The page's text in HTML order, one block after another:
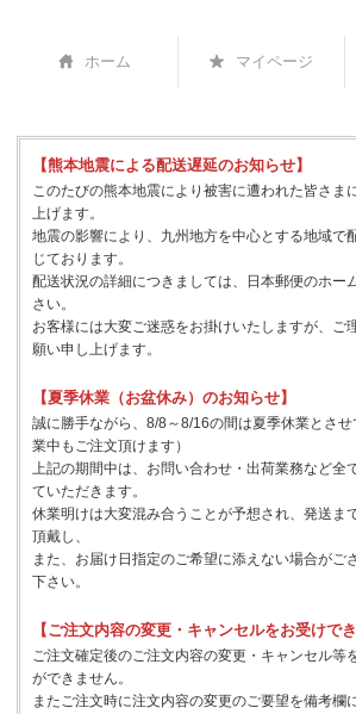
ホーム マイページ
【熊本地震による配送遅延のお知らせ】
このたびの熊本地震により被害に遭われた皆さま
上げます。
地震の影響により、九州地方を中心とする地域で
じております。
配送状況の詳細につきましては、日本郵便のホー
さい。
お客様には大変ご迷惑をお掛けいたしますが、ご
願い申し上げます。
【夏季休業（お盆休み）のお知らせ】
誠に勝手ながら、8/8～8/16の間は夏季休業とさ
業中もご注文頂けます）
上記の期間中は、お問い合わせ・出荷業務など全
ていただきます。
休業明けは大変混み合うことが予想され、発送ま
頂戴し、
また、お届け日指定のご希望に添えない場合がご
下さい。
【ご注文内容の変更・キャンセルをお受けでき
ご注文確定後のご注文内容の変更・キャンセル等
ができません。
またご注文時に注文内容の変更のご要望を備考欄